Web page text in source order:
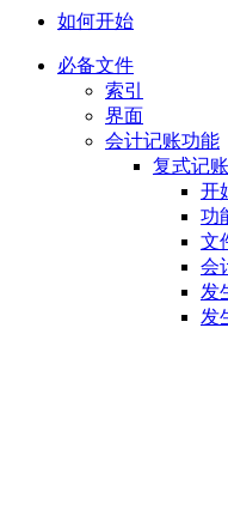
如何开始
必备文件
索引
界面
会计记账功能
复式记账
开
功
文
会
发
发